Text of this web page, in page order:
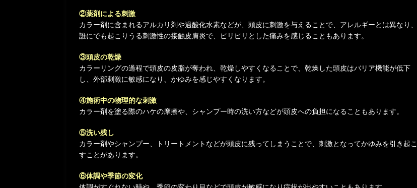
②薬剤による刺激
カラー剤に含まれるアルカリ剤や過酸化水素などが、頭皮に刺激を与えることで、アレルギーとは異なり、
誰にでも起こりうる刺激性の接触皮膚炎で、ピリピリとした痛みを感じることもあります。
③頭皮の乾燥
カラーリングの過程で頭皮の皮脂が奪われ、乾燥しやすくなることで、乾燥した頭皮はバリア機能が低下
し、外部刺激に敏感になり、かゆみを感じやすくなります。
④施術中の物理的な刺激
カラー剤を塗る際のハケの摩擦や、シャンプー時の洗い方などが頭皮への負担になることもあります。
⑤洗い残し
カラー剤やシャンプー、トリートメントなどが頭皮に残ってしまうことで、刺激となってかゆみを引き起こ
すことがあります。
⑥体調や季節の変化